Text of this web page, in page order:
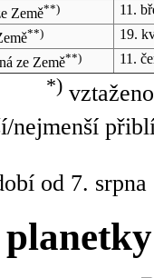
Země**)
11.
**)
19.
ze Země**) 11.
*)
od 7.